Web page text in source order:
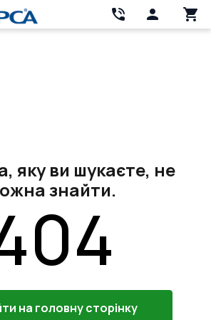
яку ви шукаєте, не
знайти.
на головну сторінку